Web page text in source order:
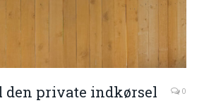
den private indkørsel
0